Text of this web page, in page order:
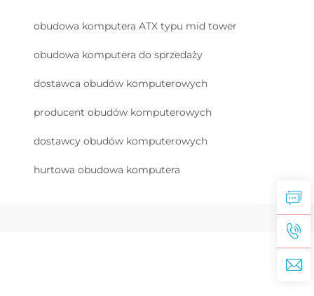
obudowa komputera ATX typu mid tower
obudowa komputera do sprzedaży
dostawca obudów komputerowych
producent obudów komputerowych
dostawcy obudów komputerowych
hurtowa obudowa komputera